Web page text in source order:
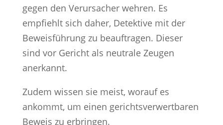
gegen den Verursacher wehren. Es
empfiehlt sich daher, Detektive mit der
Beweisführung zu beauftragen. Dieser
sind vor Gericht als neutrale Zeugen
anerkannt.
Zudem wissen sie meist, worauf es
ankommt, um einen gerichtsverwertbaren
Beweis zu erbringen.